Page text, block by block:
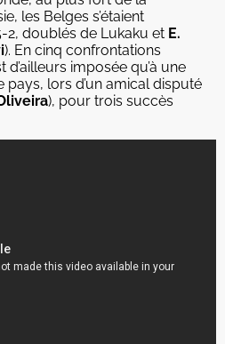
les Belges s’étaient
2, doublés de Lukaku et E.
). En cinq confrontations
d’ailleurs imposée qu’à une
lors d’un amical disputé
), pour trois succès